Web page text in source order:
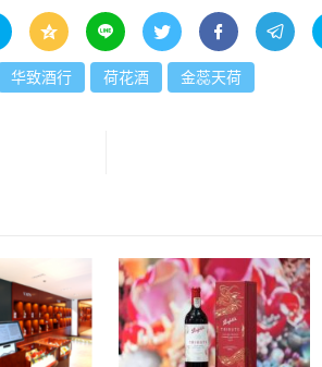
    
华致酒行 荷花酒 金蕊天荷